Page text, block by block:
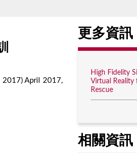
2017) April 2017,
更多資訊
High Fidelity
Virtual Reality
Rescue
相關資訊